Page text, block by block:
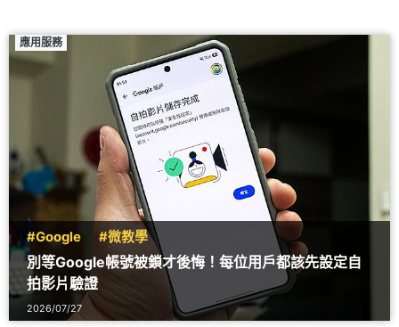
應用服務
#Google #微教學
別等Google帳號被鎖才後悔！每位用戶都該先設定自
拍影片驗證
2026/07/27